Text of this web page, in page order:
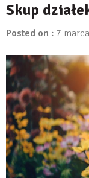
Skup
Posted on : 7